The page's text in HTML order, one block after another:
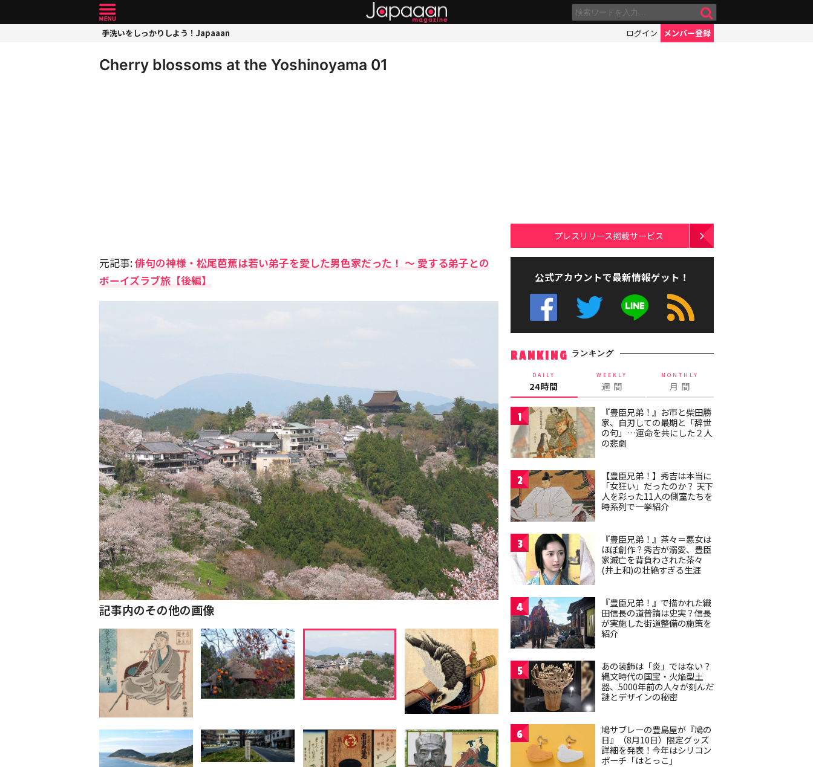
手洗いをしっかりしよう！Japaaan ログイン メンバー登録
Cherry blossoms at the Yoshinoyama 01
元記事:俳句の神様・松尾芭蕉は若い弟子を愛した男色家だった！ 〜 愛する弟子との
ボーイズラブ旅【後編】
記事内のその他の画像
プレスリリース掲載サービス
公式アカウントで最新情報ゲット！
RANKING ランキング
DAILY
24時間
WEEKLY
週 間
MONTHLY
月 間
1
『豊臣兄弟！』お市と柴田勝
家、自刃しての最期と「辞世
の句」…運命を共にした２人
の悲劇
2
【豊臣兄弟！】秀吉は本当に
「女狂い」だったのか？ 天下
人を彩った11人の側室たちを
時系列で一挙紹介
3
『豊臣兄弟！』茶々＝悪女は
ほぼ創作？秀吉が溺愛、豊臣
家滅亡を背負わされた茶々
(井上和)の壮絶すぎる生涯
4
『豊臣兄弟！』で描かれた織
田信長の道普請は史実？信長
が実施した街道整備の施策を
紹介
5
あの装飾は「炎」ではない？
縄文時代の国宝・火焔型土
器、5000年前の人々が刻んだ
謎とデザインの秘密
6
鳩サブレーの豊島屋が『鳩の
日』（8月10日）限定グッズ
詳細を発表！今年はシリコン
ポーチ「はとっこ」